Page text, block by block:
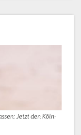
Jetzt den Köln-